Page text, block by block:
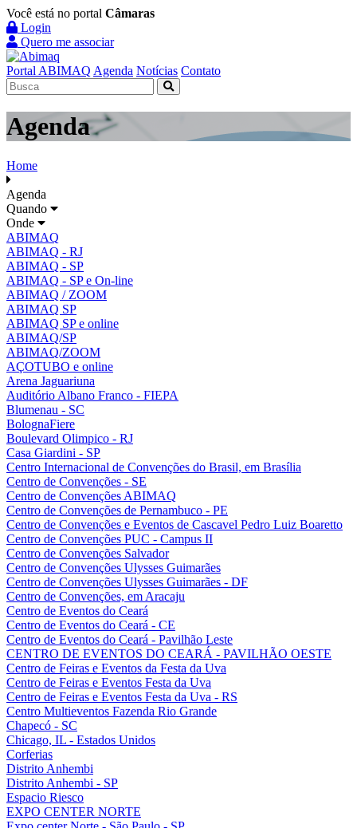
Você está no portal Câmaras
Login
Quero me associar
Portal ABIMAQ Agenda Notícias Contato
Agenda
Home
Agenda
Quando
Onde
ABIMAQ
ABIMAQ - RJ
ABIMAQ - SP
ABIMAQ - SP e On-line
ABIMAQ / ZOOM
ABIMAQ SP
ABIMAQ SP e online
ABIMAQ/SP
ABIMAQ/ZOOM
AÇOTUBO e online
Arena Jaguariuna
Auditório Albano Franco - FIEPA
Blumenau - SC
BolognaFiere
Boulevard Olimpico - RJ
Casa Giardini - SP
Centro Internacional de Convenções do Brasil, em Brasília
Centro de Convenções - SE
Centro de Convenções ABIMAQ
Centro de Convenções de Pernambuco - PE
Centro de Convenções e Eventos de Cascavel Pedro Luiz Boaretto
Centro de Convenções PUC - Campus II
Centro de Convenções Salvador
Centro de Convenções Ulysses Guimarães
Centro de Convenções Ulysses Guimarães - DF
Centro de Convenções, em Aracaju
Centro de Eventos do Ceará
Centro de Eventos do Ceará - CE
Centro de Eventos do Ceará - Pavilhão Leste
CENTRO DE EVENTOS DO CEARÁ - PAVILHÃO OESTE
Centro de Feiras e Eventos da Festa da Uva
Centro de Feiras e Eventos Festa da Uva
Centro de Feiras e Eventos Festa da Uva - RS
Centro Multieventos Fazenda Rio Grande
Chapecó - SC
Chicago, IL - Estados Unidos
Corferias
Distrito Anhembi
Distrito Anhembi - SP
Espacio Riesco
EXPO CENTER NORTE